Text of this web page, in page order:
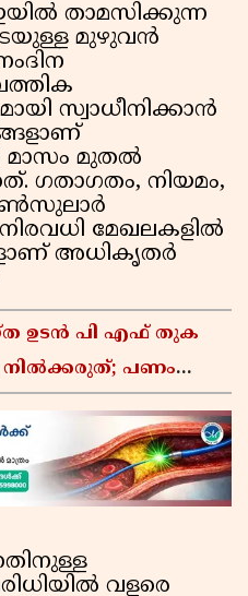
താമസിക്കുന്ന
മുഴുവൻ
സ്വാധീനിക്കാൻ
മാസം മുതൽ
ഗതാഗതം, നിയമം,
മേഖലകളിൽ
അധികൃതർ
ഉടൻ പി എഫ് തുക
നിൽക്കരുത്; പണം
വളരെ